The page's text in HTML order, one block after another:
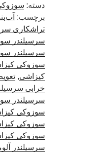
دسته:
برچسب:
تراشکاری
سرسیلندر
سرسیلندر
سوزوکی
کیزاشی,
خرابی
سرسیلندر
سوزوکی
سوزوکی
سوزوکی
سرسیلندر